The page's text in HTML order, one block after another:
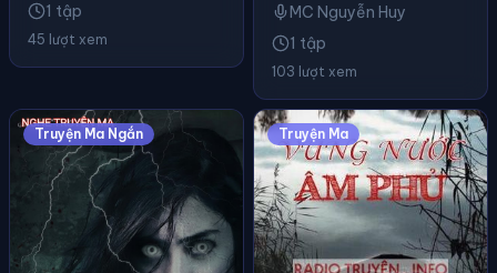
1 tập
45 lượt xem
MC Nguyễn Huy
1 tập
103 lượt xem
Truyện Ma Ngắn Truyện Ma